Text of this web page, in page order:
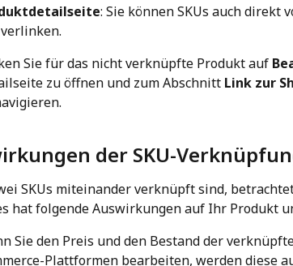
: Sie können SKUs auch direkt
Sie für das nicht verknüpfte Produkt auf
zu öffnen und zum Abschnitt Link zur
der SKU-
SKUs miteinander verknüpft sind,
hat folgende Auswirkungen auf Ihr Produkt
Sie den Preis und den Bestand der
Plattformen bearbeiten, werden diese